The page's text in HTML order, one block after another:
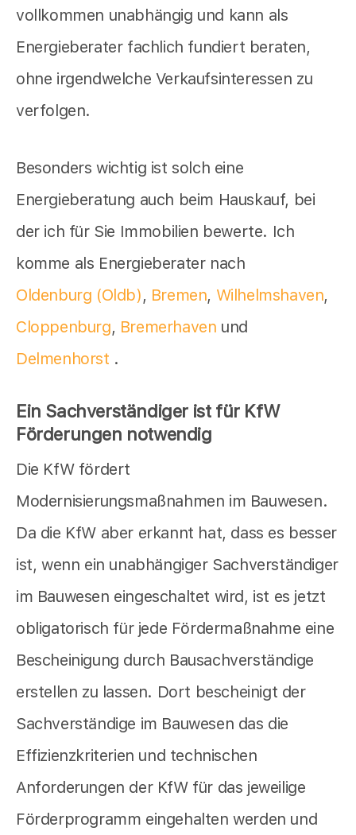
vollkommen unabhängig und kann als
Energieberater fachlich fundiert beraten,
ohne irgendwelche Verkaufsinteressen zu
verfolgen.
Besonders wichtig ist solch eine
Energieberatung auch beim Hauskauf, bei
der ich für Sie Immobilien bewerte. Ich
komme als Energieberater nach
Oldenburg (Oldb), Bremen, Wilhelmshaven,
Cloppenburg, Bremerhaven und
Delmenhorst .
Ein Sachverständiger ist für KfW
Förderungen notwendig
Die KfW fördert
Modernisierungsmaßnahmen im Bauwesen.
Da die KfW aber erkannt hat, dass es besser
ist, wenn ein unabhängiger Sachverständiger
im Bauwesen eingeschaltet wird, ist es jetzt
obligatorisch für jede Fördermaßnahme eine
Bescheinigung durch Bausachverständige
erstellen zu lassen. Dort bescheinigt der
Sachverständige im Bauwesen das die
Effizienzkriterien und technischen
Anforderungen der KfW für das jeweilige
Förderprogramm eingehalten werden und